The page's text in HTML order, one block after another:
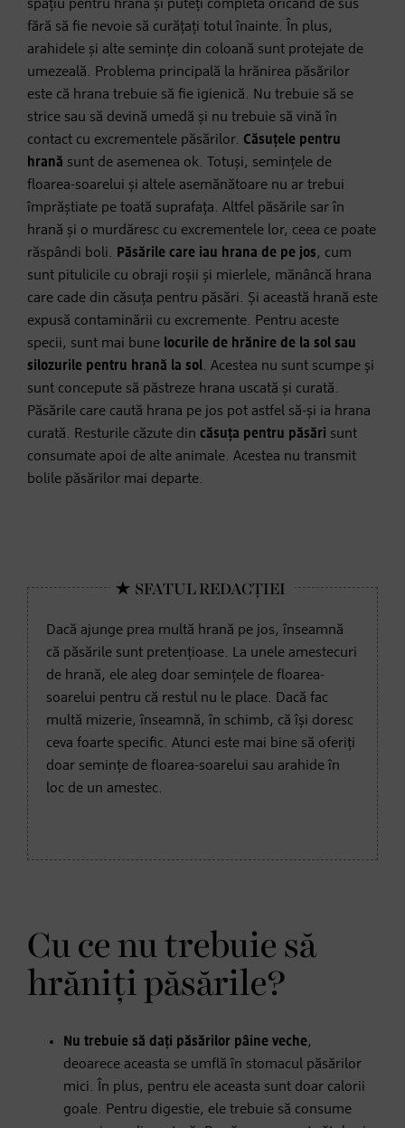
spațiu pentru hrană și puteți completa oricând de sus
fără să fie nevoie să curățați totul înainte. În plus,
arahidele și alte semințe din coloană sunt protejate de
umezeală. Problema principală la hrănirea păsărilor
este că hrana trebuie să fie igienică. Nu trebuie să se
strice sau să devină umedă și nu trebuie să vină în
contact cu excrementele păsărilor. Căsuțele pentru
hrană sunt de asemenea ok. Totuși, semințele de
floarea-soarelui și altele asemănătoare nu ar trebui
împrăștiate pe toată suprafața. Altfel păsările sar în
hrană și o murdăresc cu excrementele lor, ceea ce poate
răspândi boli. Păsările care iau hrana de pe jos, cum
sunt pitulicile cu obraji roșii și mierlele, mănâncă hrana
care cade din căsuța pentru păsări. Și această hrană este
expusă contaminării cu excremente. Pentru aceste
specii, sunt mai bune locurile de hrănire de la sol sau
silozurile pentru hrană la sol. Acestea nu sunt scumpe și
sunt concepute să păstreze hrana uscată și curată.
Păsările care caută hrana pe jos pot astfel să-și ia hrana
curată. Resturile căzute din căsuța pentru păsări sunt
consumate apoi de alte animale. Acestea nu transmit
bolile păsărilor mai departe.
Dacă ajunge prea multă hrană pe jos, înseamnă
că păsările sunt pretențioase. La unele amestecuri
de hrană, ele aleg doar semințele de floarea-
soarelui pentru că restul nu le place. Dacă fac
multă mizerie, înseamnă, în schimb, că își doresc
ceva foarte specific. Atunci este mai bine să oferiți
doar semințe de floarea-soarelui sau arahide în
loc de un amestec.
Cu ce nu trebuie să
hrăniți păsările?
Nu trebuie să dați păsărilor pâine veche,
deoarece aceasta se umflă în stomacul păsărilor
mici. În plus, pentru ele aceasta sunt doar calorii
goale. Pentru digestie, ele trebuie să consume